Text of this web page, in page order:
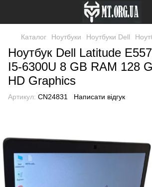
Каталог Ноутбуки Ноутбуки Dell
Ноутбук Dell Latitude
I5-6300U 8 GB RAM 128
HD Graphics
Артикул: CN24831 Написати відгук